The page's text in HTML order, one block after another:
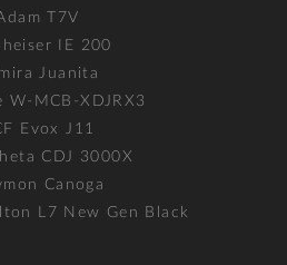
T7V
IE 200
Juanita
W-MCB-XDJRX3
Evox J11
CDJ 3000X
Canoga
L7 New Gen Black